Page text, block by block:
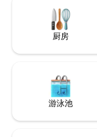
厨房
游泳池